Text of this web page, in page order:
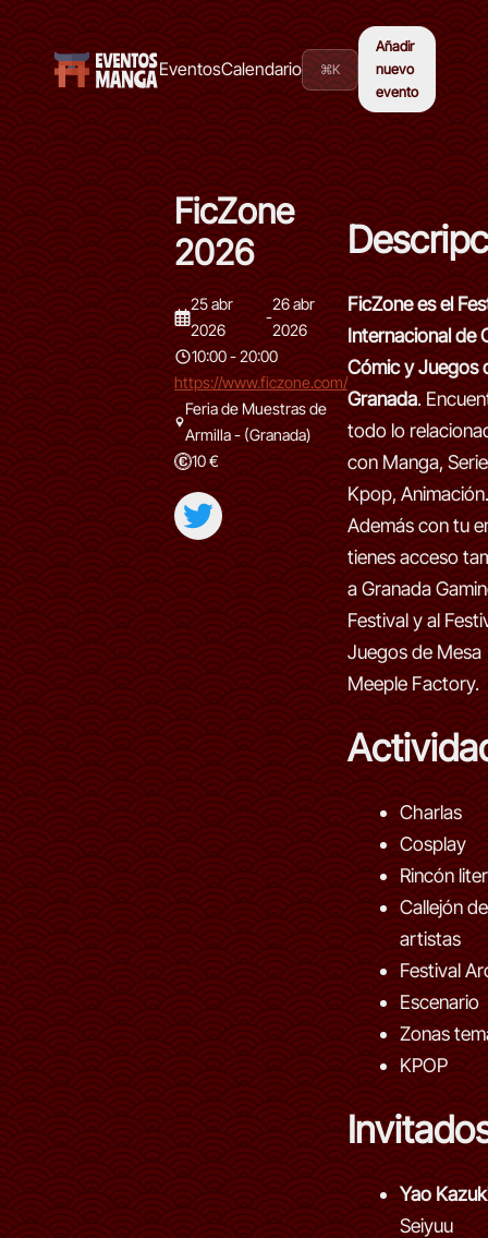
EventosCalendario ⌘K
Añadir
nuevo
evento
FicZone
2026
25 abr
2026
-
26 abr
2026
10:00 - 20:00
https://www.ficzone.com/
Feria de Muestras de
Armilla - (Granada)
10 €
FicZone es el
Internacional de
Cómic y Juegos
Granada.
todo lo
con Manga,
Kpop,
Además con tu
tienes acceso
a Granada
Festival y al
Juegos de Mesa
Meeple Factory.
Charlas
Cosplay
Rincón
Callejón de
artistas
Festival
Escenario
Zonas
KPOP
Yao
Seiyuu